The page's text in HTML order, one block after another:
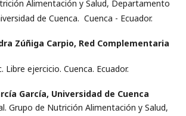
Alimentación y Salud, Departamento
de Cuenca. Cuenca - Ecuador.
Zúñiga Carpio, Red Complementaria
Libre ejercicio. Cuenca. Ecuador.
García, Universidad de Cuenca
Grupo de Nutrición Alimentación y Salud,